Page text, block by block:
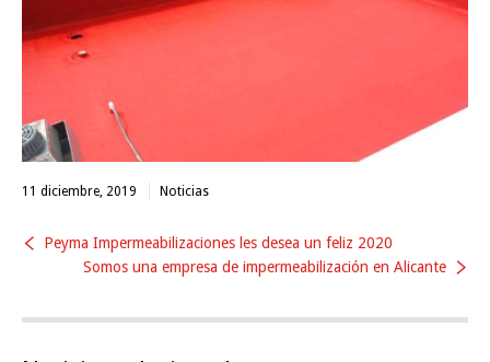
11 diciembre, 2019 Noticias
Peyma Impermeabilizaciones les desea un feliz 2020
Somos una empresa de impermeabilización en Alicante